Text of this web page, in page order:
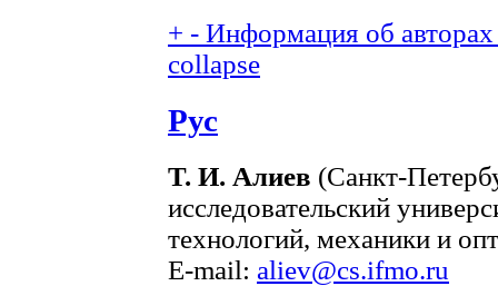
+ - Информация об
collapse
Рус
Т. И. Алиев (Санкт-
исследовательский
технологий, механики и
E-mail: aliev@cs.ifmo.ru